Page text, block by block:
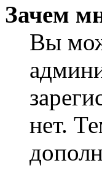
Зачем
Вы
нет.